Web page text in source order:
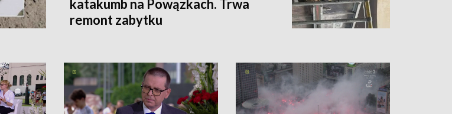
katakumb na Powązkach. Trwa
remont zabytku